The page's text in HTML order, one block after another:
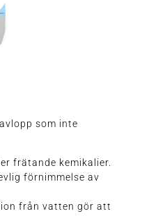
som inte
frätande kemikalier.
förnimmelse av
från vatten gör att